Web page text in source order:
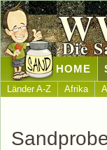
Die
HOME
Länder A-Z Afrika